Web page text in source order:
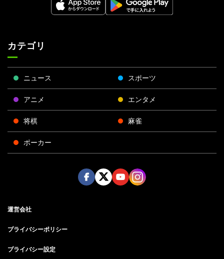
カテゴリ
ニュース スポーツ
アニメ エンタメ
将棋 麻雀
ポーカー
運営会社
プライバシーポリシー
プライバシー設定